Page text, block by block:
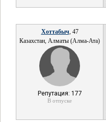
Хоттабыч, 47
Казахстан, Алматы (Алма-Ата)
Репутация: 177
В отпуске